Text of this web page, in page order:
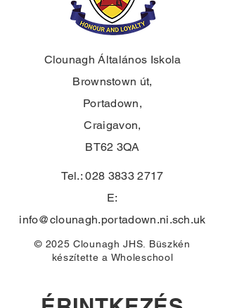
Clounagh Általános Iskola
Brownstown út,
Portadown,
Craigavon,
BT62 3QA
Tel.:028 3833 2717
E:
info@clounagh.portadown.ni.sch.uk
© 2025 Clounagh JHS. Büszkén
készítettea Wholeschool